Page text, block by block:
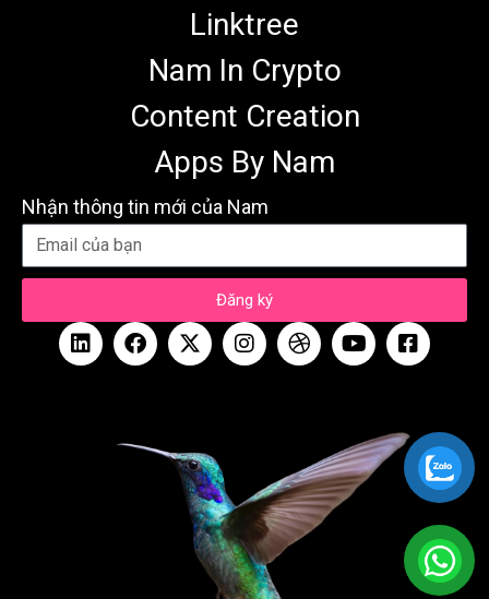
Linktree
Nam In Crypto
Content Creation
Apps By Nam
Nhận thông tin mới của Nam
Đăng ký